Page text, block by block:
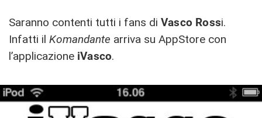
Saranno contenti tutti i fans di Vasco Rossi.
Infatti il Komandante arriva su AppStore con
l’applicazione iVasco.